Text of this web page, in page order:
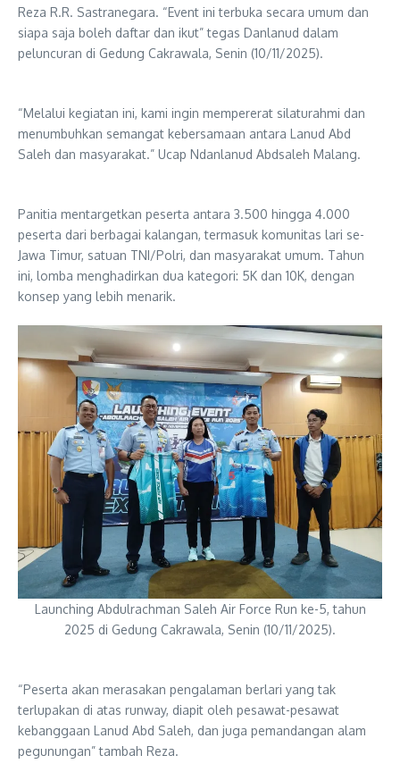
Reza R.R. Sastranegara. “Event ini terbuka secara umum dan
siapa saja boleh daftar dan ikut” tegas Danlanud dalam
peluncuran di Gedung Cakrawala, Senin (10/11/2025).
“Melalui kegiatan ini, kami ingin mempererat silaturahmi dan
menumbuhkan semangat kebersamaan antara Lanud Abd
Saleh dan masyarakat.” Ucap Ndanlanud Abdsaleh Malang.
Panitia mentargetkan peserta antara 3.500 hingga 4.000
peserta dari berbagai kalangan, termasuk komunitas lari se-
Jawa Timur, satuan TNI/Polri, dan masyarakat umum. Tahun
ini, lomba menghadirkan dua kategori: 5K dan 10K, dengan
konsep yang lebih menarik.
Launching Abdulrachman Saleh Air Force Run ke-5, tahun
2025 di Gedung Cakrawala, Senin (10/11/2025).
“Peserta akan merasakan pengalaman berlari yang tak
terlupakan di atas runway, diapit oleh pesawat-pesawat
kebanggaan Lanud Abd Saleh, dan juga pemandangan alam
pegunungan” tambah Reza.